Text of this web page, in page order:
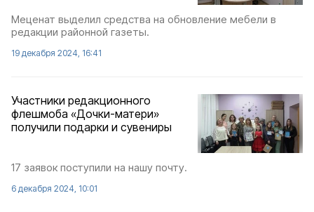
Меценат выделил средства на обновление мебели в
редакции районной газеты.
19 декабря 2024, 16:41
Участники редакционного
флешмоба «Дочки-матери»
получили подарки и сувениры
17 заявок поступили на нашу почту.
6 декабря 2024, 10:01